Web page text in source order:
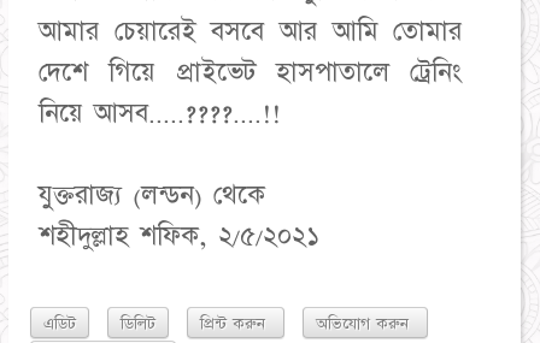
আমার চেয়ারেই বসবে আর আমি তোমার
দেশে গিয়ে প্রাইভেট হাসপাতালে ট্রেনিং
নিয়ে আসব.....????....!!
যুক্তরাজ্য (লন্ডন) থেকে
শহীদুল্লাহ শফিক, ২/৫/২০২১
এডিট ডিলিট প্রিন্ট করুন অভিযোগ করুন